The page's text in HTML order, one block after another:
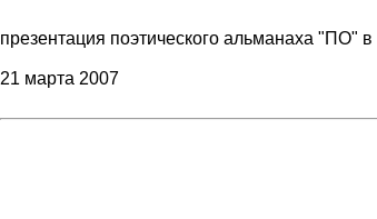
презентация поэтического альманаха "ПО"
21 марта 2007